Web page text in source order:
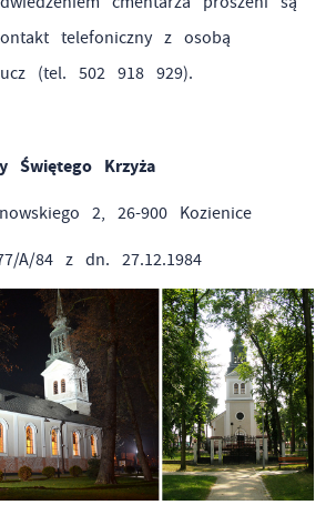
telefoniczny z osobą
(tel. 502 918 929).
Świętego Krzyża
2, 26-900 Kozienice
A/84 z dn. 27.12.1984